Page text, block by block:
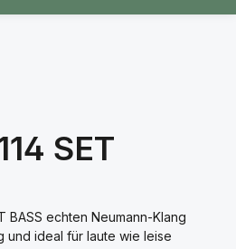
SET
BASS echten Neumann-Klang
und ideal für laute wie leise